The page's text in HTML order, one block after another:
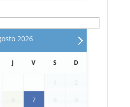
2026
J V S D
1
2
6 7 8
9